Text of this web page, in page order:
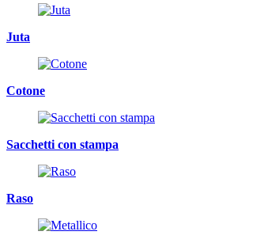
Juta
Cotone
Sacchetti con stampa
Raso